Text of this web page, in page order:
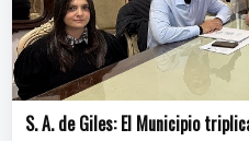
S. A. de Giles: El Municipio